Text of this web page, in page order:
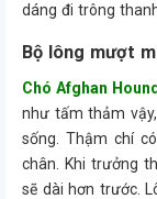
dáng đi trông
Bộ lông mượt
Chó Afghan Hound
như tấm thảm
sống. Thậm chí
chân. Khi trưởng
sẽ dài hơn trước.